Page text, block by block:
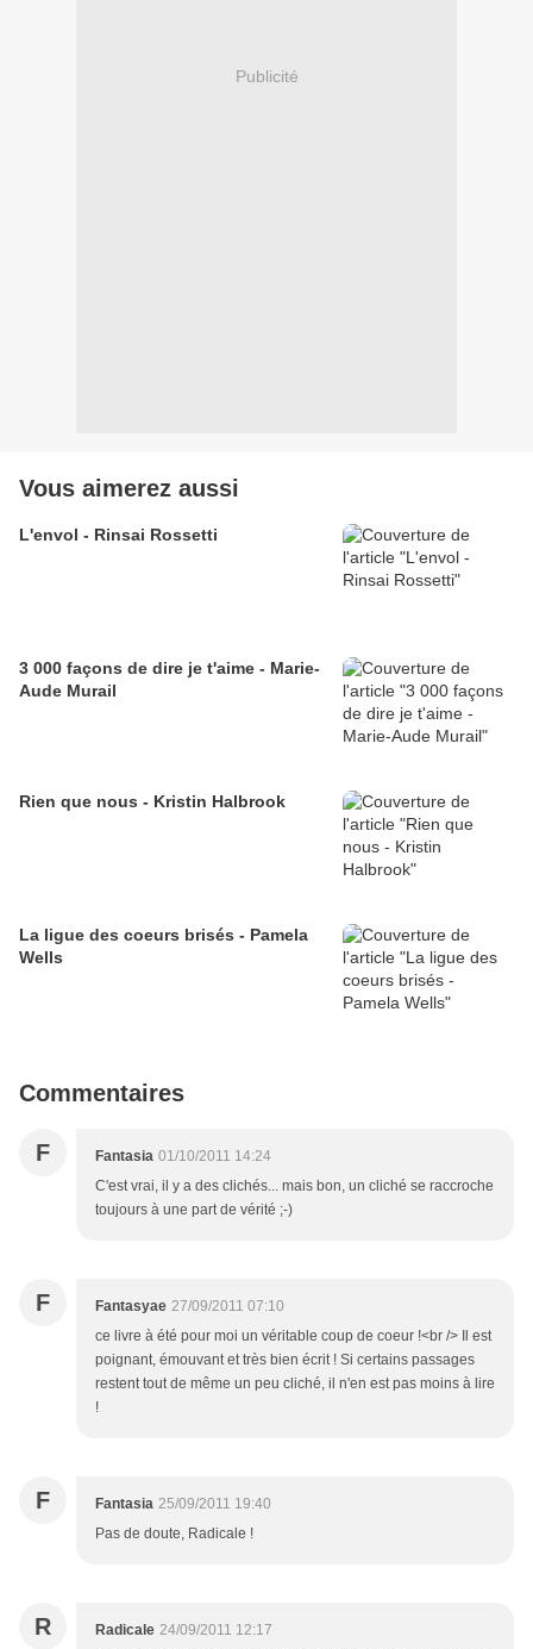
Publicité
Vous aimerez aussi
L'envol - Rinsai Rossetti
3 000 façons de dire je t'aime - Marie-
Aude Murail
Rien que nous - Kristin Halbrook
La ligue des coeurs brisés - Pamela
Wells
Commentaires
F Fantasia 01/10/2011 14:24
C'est vrai, il y a des clichés... mais bon, un cliché se raccroche
toujours à une part de vérité ;-)
F Fantasyae 27/09/2011 07:10
ce livre à été pour moi un véritable coup de coeur !<br /> Il est
poignant, émouvant et très bien écrit ! Si certains passages
restent tout de même un peu cliché, il n'en est pas moins à lire
!
F Fantasia 25/09/2011 19:40
Pas de doute, Radicale !
R Radicale 24/09/2011 12:17